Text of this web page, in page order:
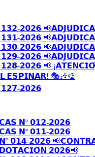
𝟮𝟬𝟮𝟲
𝟮𝟬𝟮𝟲
𝟮𝟬𝟮𝟲
𝟮𝟬𝟮𝟲
𝟮𝟬𝟮𝟲 📢
🎭🎶🎨
𝟮𝟬𝟮𝟲
𝗡° 𝟬𝟭𝟮-𝟮𝟬𝟮𝟲
𝗡° 𝟬𝟭𝟭-𝟮𝟬𝟮𝟲
𝟬𝟭𝟰-𝟮𝟬𝟮𝟲
𝟮𝟬𝟮𝟲📢